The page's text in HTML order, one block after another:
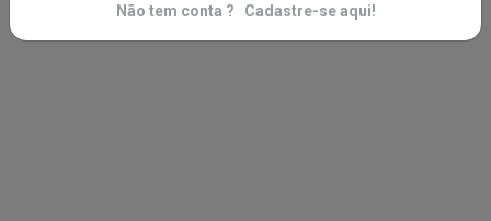
Não tem conta ? Cadastre-se aqui!